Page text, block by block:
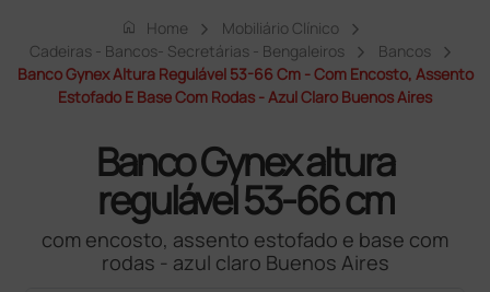
home Home
Mobiliário Clínico
Cadeiras - Bancos- Secretárias - Bengaleiros
Bancos
Banco Gynex Altura Regulável 53-66 Cm - Com Encosto, Assento
Estofado E Base Com Rodas - Azul Claro Buenos Aires
Banco Gynex altura
regulável 53-66 cm
com encosto, assento estofado e base com
rodas - azul claro Buenos Aires